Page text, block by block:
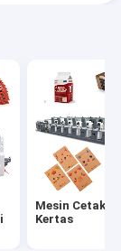
Mesin Cetak
Kertas